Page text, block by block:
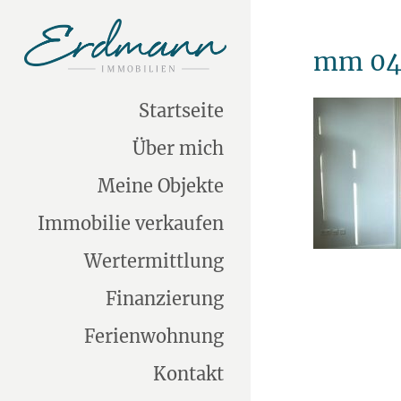
Startseite
Über mich
Meine Objekte
Immobilie verkaufen
Wertermittlung
Finanzierung
Ferienwohnung
Kontakt
mm